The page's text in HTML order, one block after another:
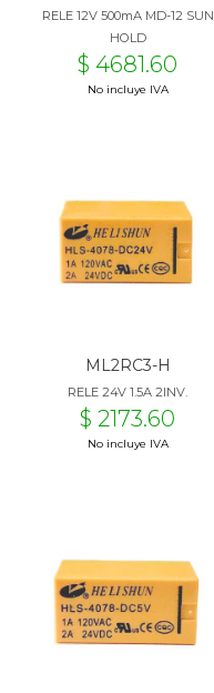
RELE 12V 500mA MD-12 SUN
HOLD
$ 4681.60
No incluye IVA
ML2RC3-H
RELE 24V 1.5A 2INV.
$ 2173.60
No incluye IVA